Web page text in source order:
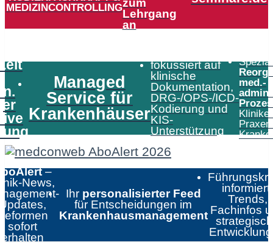
MEDIZINCONTROLLINGzum
Lehrgang
an
Managed
Service für
Krankenhäuser
fokussiert auf
klinische
Dokumentation,
DRG-/OPS-/ICD-
Kodierung und
KIS-
Unterstützung
med.-
–
News,
sofort
erhalten
Ihr personalisierter Feed
für Entscheidungen im
Krankenhausmanagement
informiert:
Trends,
Fachinfos